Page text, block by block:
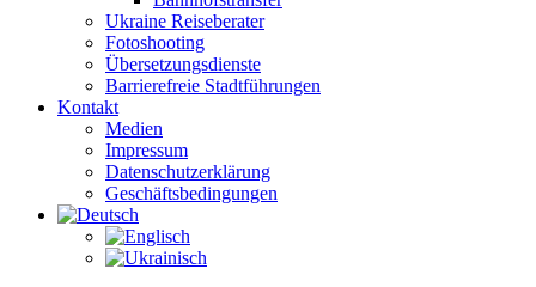
Ukraine Reiseberater
Fotoshooting
Übersetzungsdienste
Barrierefreie Stadtführungen
Kontakt
Medien
Impressum
Datenschutzerklärung
Geschäftsbedingungen